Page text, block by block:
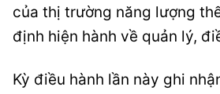
của thị trường năng lượng
định hiện hành về quản lý,
Kỳ điều hành lần này ghi